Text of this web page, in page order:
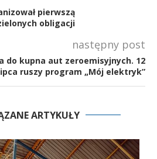
pierwszą
obligacji
następny post
do kupna aut zeroemisyjnych. 12
ruszy program „Mój elektryk”
ARTYKUŁY